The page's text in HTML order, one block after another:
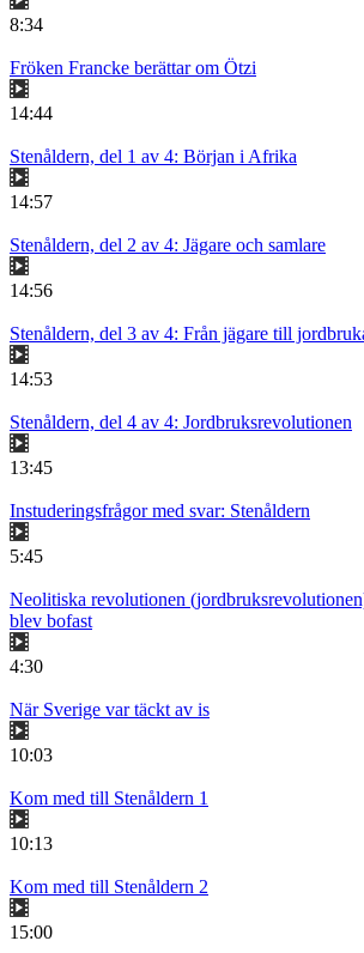
8:34
Fröken Francke berättar om Ötzi
14:44
Stenåldern, del 1 av 4: Början i Afrika
14:57
Stenåldern, del 2 av 4: Jägare och samlare
14:56
Stenåldern, del 3 av 4: Från jägare till
14:53
Stenåldern, del 4 av 4: Jordbruksrevolutionen
13:45
Instuderingsfrågor med svar: Stenåldern
5:45
Neolitiska revolutionen
blev bofast
4:30
När Sverige var täckt av is
10:03
Kom med till Stenåldern 1
10:13
Kom med till Stenåldern 2
15:00